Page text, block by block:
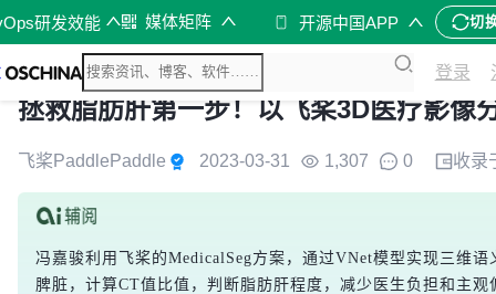
研发效能 媒体矩阵 开源中国APP 切
登录
拯救脂肪肝第一步！以飞桨3D医疗影
飞桨PaddlePaddle 2023-03-31 1,307 0 收录
冯嘉骏利用飞桨的MedicalSeg方案，通过VNet模型实现三维
脾脏，计算CT值比值，判断脂肪肝程度，减少医生负担和主